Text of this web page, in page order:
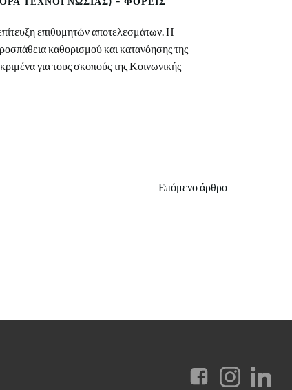
επιθυμητών αποτελεσμάτων. Η
καθορισμού και κατανόησης της
για τους σκοπούς της Κοινωνικής
Επόμενο άρθρο